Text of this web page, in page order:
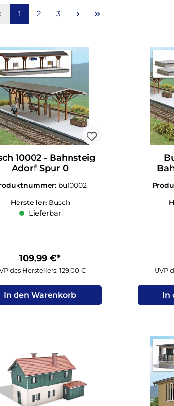
Seite
1 Seite
2 Seite
3
10002 - Bahnsteig
Adorf Spur 0
bu10002
Hersteller: Busch
Lieferbar
109,99 €*
des Herstellers: 129,00 €
In den Warenkorb
UVP
In